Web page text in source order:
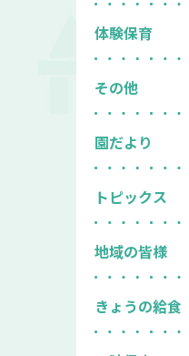
体験保育
その他
園だより
トピックス
地域の皆様
きょうの給食